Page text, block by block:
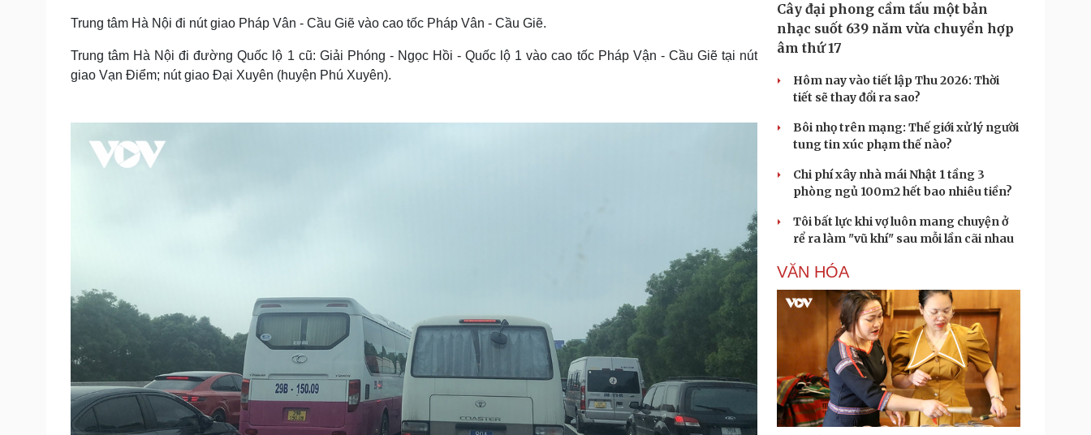
Sức khỏe
Cây thuốc
Sản phụ khoa
Làm đẹp - giảm cân
Phòng mạch online
Ăn sạch sống khỏe
Đời sống
Blog
Tình yêu - Gia đình
Văn hóa
Văn học
Thời trang
Săn Tour
Podcast
Câu chuyện thời sự
Cửa sổ tình yêu
Kể chuyện cho bé
Trung tâm Hà Nội đi nút giao Pháp Vân - Cầu Giẽ vào cao tốc Pháp Vân - Cầu Giẽ.
Trung tâm Hà Nội đi đường Quốc lộ 1 cũ: Giải Phóng - Ngọc Hồi - Quốc lộ 1 vào cao tốc Pháp Vận - Cầu Giẽ tại nút
giao Vạn Điểm; nút giao Đại Xuyên (huyện Phú Xuyên).
Cây đại phong cầm tấu một bản
nhạc suốt 639 năm vừa chuyển hợp
âm thứ 17
Hôm nay vào tiết lập Thu 2026: Thời
tiết sẽ thay đổi ra sao?
Bôi nhọ trên mạng: Thế giới xử lý người
tung tin xúc phạm thế nào?
Chi phí xây nhà mái Nhật 1 tầng 3
phòng ngủ 100m2 hết bao nhiêu tiền?
Tôi bất lực khi vợ luôn mang chuyện ở
rể ra làm "vũ khí" sau mỗi lần cãi nhau
VĂN HÓA